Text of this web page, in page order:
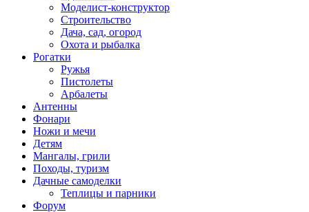
Моделист-конструктор
Строительство
Дача, сад, огород
Охота и рыбалка
Рогатки
Ружья
Пистолеты
Арбалеты
Антенны
Фонари
Ножи и мечи
Детям
Мангалы, грили
Походы, туризм
Дачные самоделки
Теплицы и парники
Форум